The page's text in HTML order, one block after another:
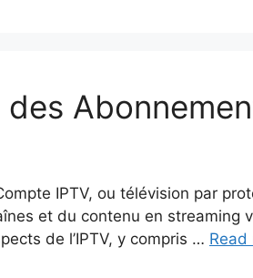
IPTV, ou télévision par
et du contenu en
de l’IPTV, y compris … Read